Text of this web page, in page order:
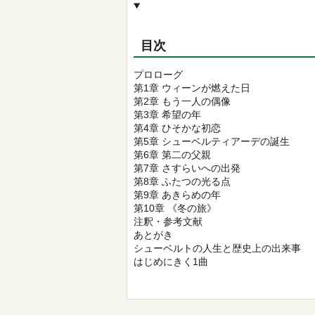
目次
プロローグ
第1章 ウィーンが燃えた日
第2章 もう一人の偶像
第3章 希望の年
第4章 ひそかな初恋
第5章 シューベルティアーデの誕生
第6章 第二の父親
第7章 さすらいへの出発
第8章 ふたつの光る点
第9章 あきらめの年
第10章 《冬の旅》
注釈・参考文献
あとがき
シューベルトの人生と歴史上の出来事
はじめにきく1曲